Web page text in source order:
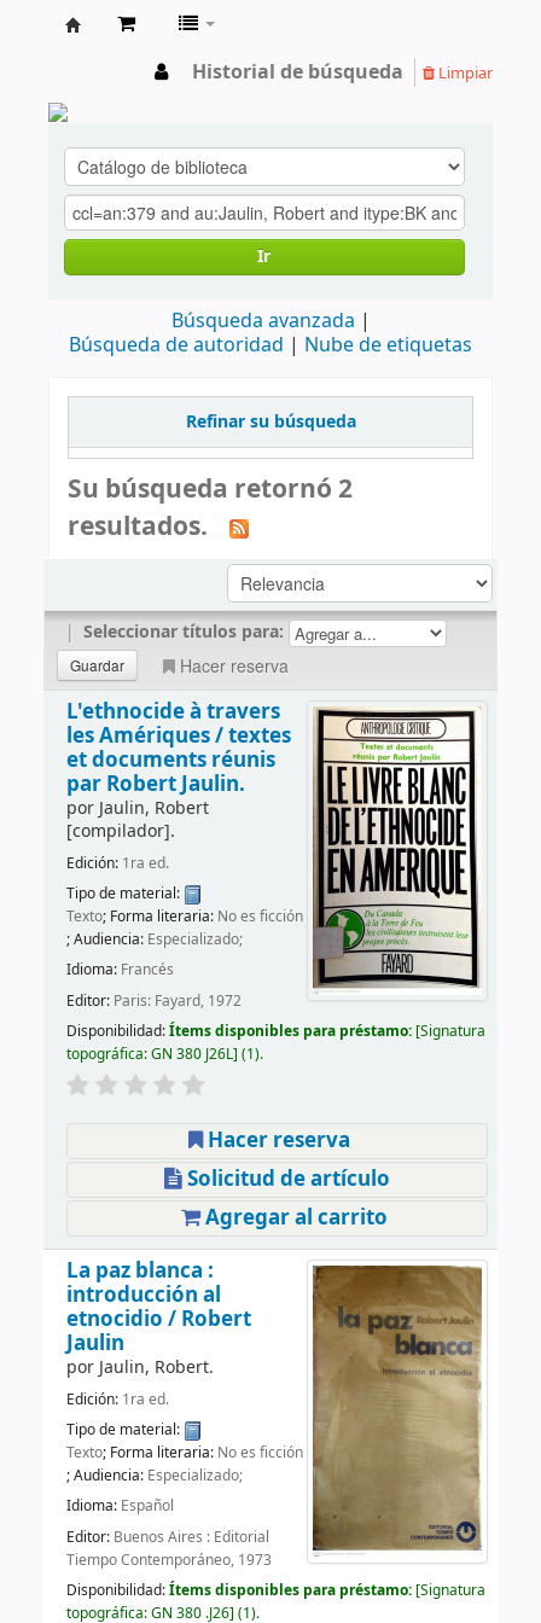
Historial de búsqueda Limpiar
Ir
Búsqueda avanzada
Búsqueda de autoridad
Nube de etiquetas
Refinar su búsqueda
Su búsqueda retornó 2
resultados.
| Seleccionar títulos para:
Hacer reserva
L'ethnocide à travers
les Amériques /textes
et documents réunis
par Robert Jaulin.
por Jaulin, Robert
[compilador].
Edición: 1ra ed.
Tipo de material:
Texto; Forma literaria: No es ficción
; Audiencia: Especializado;
Idioma: Francés
Editor: Paris: Fayard, 1972
Disponibilidad:Ítems disponibles para préstamo: Signatura
topográfica:GN 380 J26L (1).
Hacer reserva
Solicitud de artículo
Agregar al carrito
La paz blanca :
introducción al
etnocidio / Robert
Jaulin
por Jaulin, Robert.
Edición: 1ra ed.
Tipo de material:
Texto; Forma literaria: No es ficción
; Audiencia: Especializado;
Idioma: Español
Editor: Buenos Aires : Editorial
Tiempo Contemporáneo, 1973
Disponibilidad:Ítems disponibles para préstamo: Signatura
topográfica:GN 380 .J26 (1).